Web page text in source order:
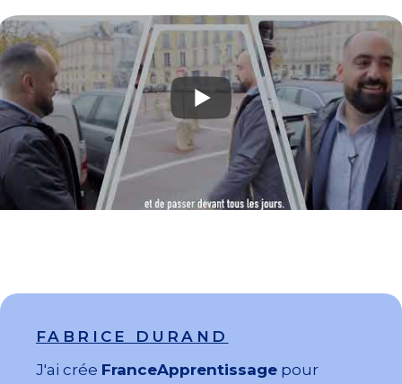
FABRICE DURAND
J'ai crée FranceApprentissage pour